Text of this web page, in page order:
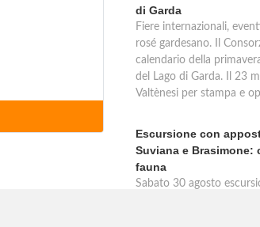
di Garda
Fiere internazionali,
rosé gardesano. Il
calendario della
del Lago di Garda. Il 23
Valtènesi per stampa e
Escursione con
Suviana e
fauna
Sabato 30 agosto